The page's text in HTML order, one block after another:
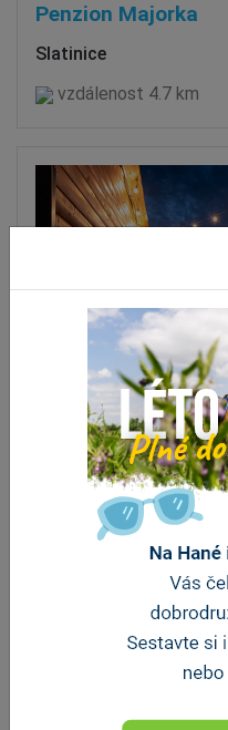
Penzion Majorka
Slatinice
vzdálenost 4.7 km
MORAVIA
HUMNY a ulita NA
Bohuslavice (Konicko)
vzdálenost 8.8 km